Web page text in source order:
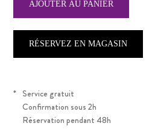
RÉSERVEZ EN MAGASIN
* Service gratuit
Confirmation sous 2h
Réservation pendant 48h